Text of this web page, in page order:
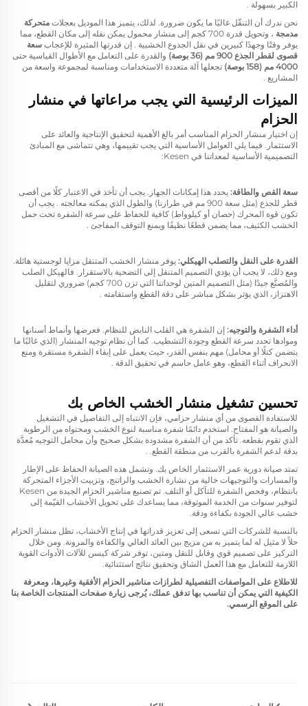
الكبير بسهولة .
نحن ندرك أن التنقّل غالبًا ما يكون ضرورة. لذلك، يتميز هذا الموديل بعجلات متحركة
مدمجة
، وتحويل قدرة 700 كجم إلى منشار محمول يمكن نقله إلى مكان القطع، مما
يوفر وقتًا وجهدًا كبيرين في نقل الجذوع الخشبية . إن قدرتها المثيرة للإعجاب سعة
قصوى لقطر الجذع 900 مم (36 بوصة)
والقدرة على التعامل مع الأطوال القياسية حتى
4000 مم (158 بوصة)
تجعلها آلة متعددة الاستخدامات ومناسبة لمجموعة واسعة من
المشاريع .
الميزات الرئيسية التي يجب مراعاتها في منشار
الحزام
إن اختيار منشار الحزام المناسب أمر بالغ الأهمية لتحقيق الإنتاجية والعائد على
الاستثمار. فيما يلي العوامل الأساسية التي يجب تقييمها، وهي تتماشى مع المبادئ
التصميمية الأساسية لمعداتنا في Kesen:
سعة القص والطاقة: يحدد هذا إمكانات الجهاز. يجب أن تأخذ في الاعتبار كلًا من أقصى
قطر للجذع (مثل سعة 900 مم في طرازنا) والطول الذي يمكنه معالجته
. يجب أن
تكون قوة المحرك (حصان أو كيلوواط) كافية للحفاظ على سرعة الشفرة تحت حمل
الخشب الكثيف، مما يضمن قطعًا نظيفًا ويمنع التوقف المفاجئ .
القدرة على النقل والتصلب الهيكلي: يوفر منشار الخشب المتنقل مزايا لوجستية هائلة.
ومع ذلك، لا يجب أن يؤدي التصميم المتنقل إلى التضحية بالاستقرار. فالهيكل الصلب
والمُصنَّع جيدًا (مثل التصميم المتين لوحداتنا التي تزن 700 كجم) ضروري لتقليل
الاهتزاز، الذي يؤثر بشكل مباشر على دقة القطع واستقامته .
أداء الشفرة والتوجيه: إن الشفرة هي القلب النابض للنظام. فعرضها وأنماط أسنانها
وموادها تحدد سرعة القطع وجودة التشطيب. كما أن نظام توجيه المنشار (الذي غالبًا ما
يتضمن كتلًا أو محامل) مهم بنفس القدر، حيث يعمل على إبقاء الشفرة مستقرة ومنع
الانحراف أثناء القطع، وهو عامل حاسم في تحقيق الدقة .
تحسين تشغيل منشار الخشب الخاص بك
للاستفادة القصوى من أي منشار حزامي، فإن الانتباه إلى التفاصيل في التشغيل
والصيانة هو المفتاح. استخدم دائمًا شفرة مناسبة لنوع الخشب ومحتواه من الرطوبة
الذي تقوم بقطعه. تأكد من أن الشفرة مشدودة بشكل صحيح وأن محامل التوجيه مُعدَّة
بدقة لدعم الشفرة بالقرب من منطقة القطع. .
تمتد صيانة دورية عمر الاستثمار الخاص بك. وتشمل هذه الصيانة الحفاظ على الإطار
والمسارات والتوجيهات خالية من نشارة الخشب والراتنج، وتزييت الأجزاء المتحركة
بانتظام، وفحص الشفرة للتآكل أو التلف. تم تصنيع مناشير الحزام الجيدة من Kesen
لتوفير سنوات من الخدمة الموثوقة، مما يساعدك على تحويل الأخشاب القيّمة إلى
خشب عالي الجودة بكفاءة ودقة.
بالنسبة للشركات التي تسعى إلى تعزيز قدراتها في إنتاج الأخشاب، تظل منشار الحزام
حلاً لا مثيل له لما يتميز به من مزيج بين العائد العالي والكفاءة والمرونة. ومن خلال
التركيز على تصميم قوي وقابل للنقل ومتين، توفر شركة كيسن للآلات الأدوات القوية
اللازمة للتعامل مع هذا العمل الشاق وتحقيق نتائج استثنائية.
للاطلاع على المواصفات التفصيلية لطرازات مناشير الحزام الأفقية وغيرها، ومعرفة
الكيفية التي يمكن أن تناسب بها تدفق عملك، يُرجى زيارة صفحات المنتجات الخاصة بنا
على الموقع الرسمي.